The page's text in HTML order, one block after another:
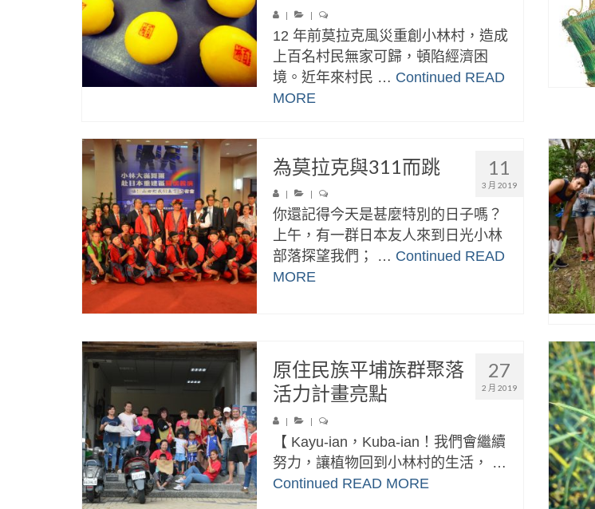
| |
12 年前莫拉克風災重創小林村，造成
上百名村民無家可歸，頓陷經濟困
境。近年來村民 … Continued READ
MORE
11
3 月 2019
為莫拉克與311而跳
你還記得今天是甚麼特別的日子嗎？
上午，有一群日本友人來到日光小林
部落探望我們； … Continued READ
MORE
27
2 月 2019
原住民族平埔族群聚落
活力計畫亮點
| |
【 Kayu-ian，Kuba-ian！我們會繼續
努力，讓植物回到小林村的生活， …
Continued READ MORE